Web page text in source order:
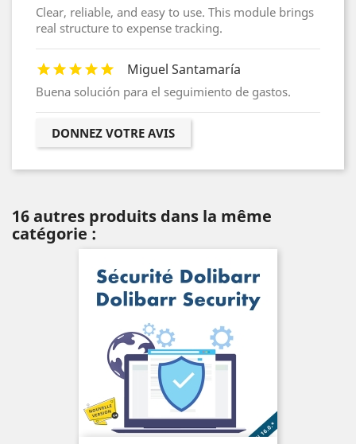
Clear, reliable, and easy to use. This module brings
real structure to expense tracking.
Miguel Santamaría
Buena solución para el seguimiento de gastos.
DONNEZ VOTRE AVIS
16 autres produits dans la même
catégorie :